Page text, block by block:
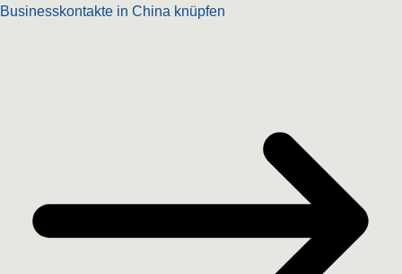
Businesskontakte in China knüpfen